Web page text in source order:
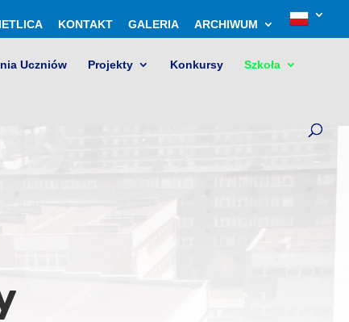
KONTAKT GALERIA ARCHIWUM
Uczniów Projekty Konkursy Szkoła